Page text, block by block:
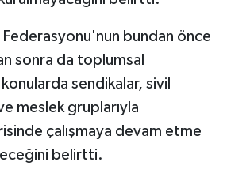
bundan önce
sonra da toplumsal
sendikalar, sivil
meslek gruplarıyla
çalışmaya devam etme
belirtti.